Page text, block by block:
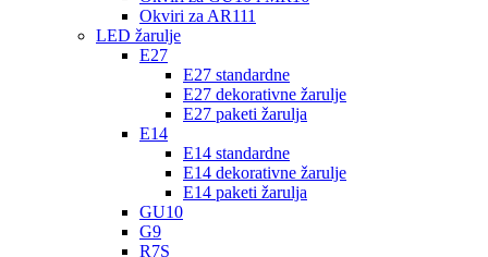
Okviri za AR111
LED žarulje
E27
E27 standardne
E27 dekorativne žarulje
E27 paketi žarulja
E14
E14 standardne
E14 dekorativne žarulje
E14 paketi žarulja
GU10
G9
R7S